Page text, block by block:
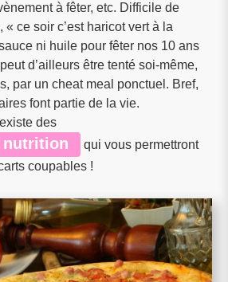
à fêter, etc. Difficile de
ce soir c’est haricot vert à la
ni huile pour fêter nos 10 ans
d’ailleurs être tenté soi-même,
par un cheat meal ponctuel. Bref,
font partie de la vie.
des
nutrition
qui vous permettront
coupables !